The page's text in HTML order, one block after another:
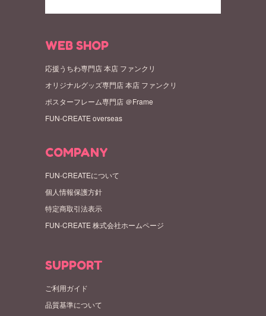
WEB SHOP
応援うちわ専門店 本店 ファンクリ
オリジナルグッズ専門店 本店 ファンクリ
ポスターフレーム専門店 ＠Frame
FUN-CREATE overseas
COMPANY
FUN-CREATEについて
個人情報保護方針
特定商取引法表示
FUN-CREATE 株式会社ホームページ
SUPPORT
ご利用ガイド
品質基準について